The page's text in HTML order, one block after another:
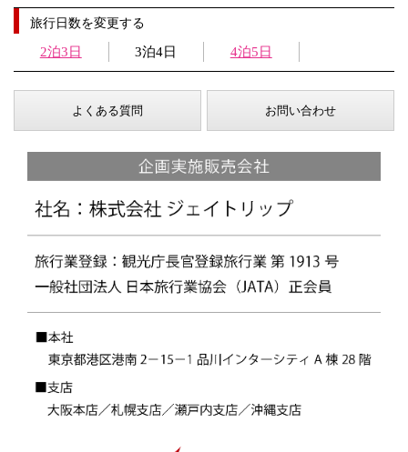
旅行日数を変更する
2泊3日 3泊4日 4泊5日
よくある質問 お問い合わせ